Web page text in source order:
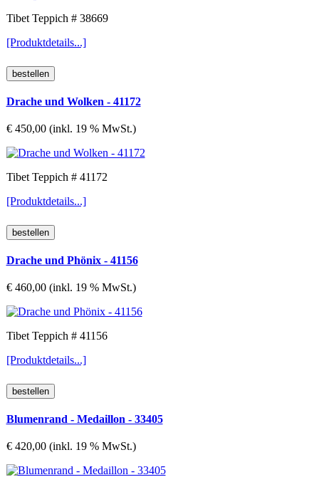
Tibet Teppich # 38669
[Produktdetails...]
Drache und Wolken - 41172
€ 450,00 (inkl. 19 % MwSt.)
Tibet Teppich # 41172
[Produktdetails...]
Drache und Phönix - 41156
€ 460,00 (inkl. 19 % MwSt.)
Tibet Teppich # 41156
[Produktdetails...]
Blumenrand - Medaillon - 33405
€ 420,00 (inkl. 19 % MwSt.)